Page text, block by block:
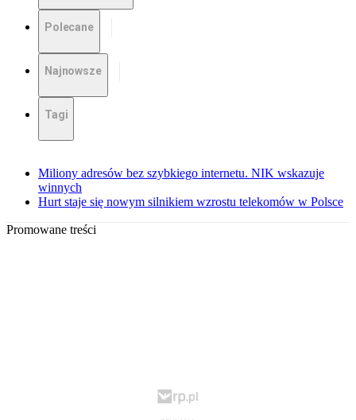
Polecane
Najnowsze
Tagi
Miliony adresów bez szybkiego internetu. NIK wskazuje
winnych
Hurt staje się nowym silnikiem wzrostu telekomów w Polsce
Promowane treści